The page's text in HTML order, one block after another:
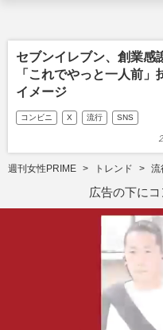
セブンイレブン、創業感
「これでやっと一人前
イメージ
コンビニ X 流行 SNS
週刊女性PRIME トレンド 流
広告の下に